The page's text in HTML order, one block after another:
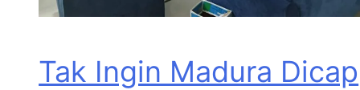
Tak Ingin Madura Dicap